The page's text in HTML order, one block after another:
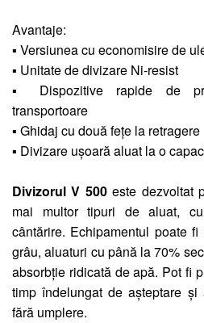
Avantaje:
▪ Versiunea cu economisire de
▪ Unitate de divizare Ni-resist
▪ Dispozitive rapide de
transportoare
▪ Ghidaj cu două fețe la retragere
▪ Divizare ușoară aluat la o
Divizorul V 500este dezvoltat
mai multor tipuri de aluat,
cântărire. Echipamentul poate
grâu, aluaturi cu până la 70%
absorbție ridicată de apă. Pot fi
timp îndelungat de așteptare
fără umplere.